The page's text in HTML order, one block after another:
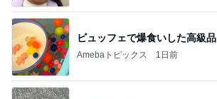
ビュッフェで爆食いした高級品
Amebaトピックス 1日前